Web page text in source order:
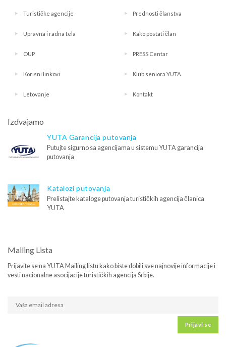
Turističke agencije Prednosti članstva
Upravna i radna tela Kako postati član
OUP PRESS Centar
Korisni linkovi Klub seniora YUTA
Letovanje Kontakt
Izdvajamo
YUTA Garancija putovanja
Putujte sigurno sa agencijama u sistemu YUTA garancija
putovanja
Katalozi putovanja
Prelistajte kataloge putovanja turističkih agencija članica
YUTA
Mailing Lista
Prijavite se na YUTA Mailing listu kako biste dobili sve najnovije informacije i
vesti nacionalne asocijacije turističkih agencija Srbije.
Prijavi se